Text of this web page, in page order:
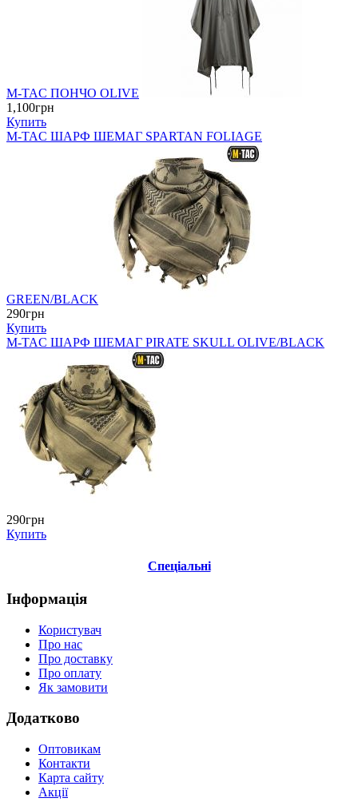
M-TAC ПОНЧО OLIVE
1,100грн
Купить
M-TAC ШАРФ ШЕМАГ SPARTAN FOLIAGE
GREEN/BLACK
290грн
Купить
M-TAC ШАРФ ШЕМАГ PIRATE SKULL OLIVE/BLACK
290грн
Купить
Спеціальні
Інформація
Користувач
Про нас
Про доставку
Про оплату
Як замовити
Додатково
Оптовикам
Контакти
Карта сайту
Акції